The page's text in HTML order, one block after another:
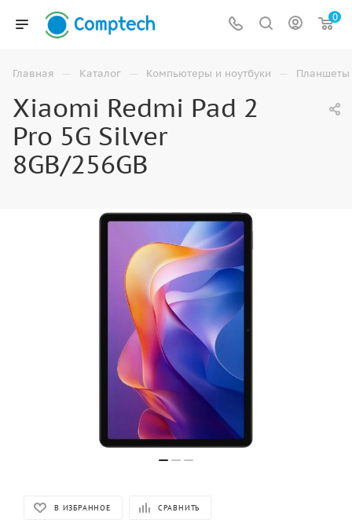
0
Главная — Каталог — Компьютеры и ноутбуки — Планшеты
Xiaomi Redmi Pad 2
Pro 5G Silver
8GB/256GB
В ИЗБРАННОЕ СРАВНИТЬ